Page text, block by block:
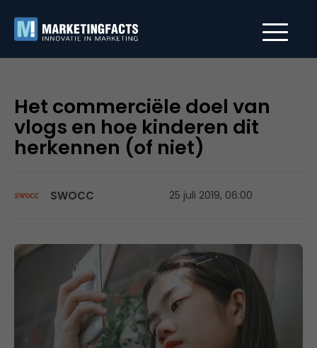
Het commerciële doel van
vlogs en hoe kinderen dit
herkennen (of niet)
SWOCC 25 juli 2019, 06:00